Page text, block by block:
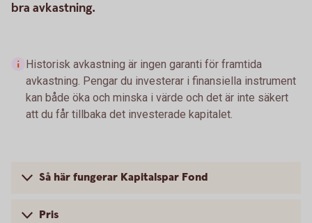
bra avkastning.
Historisk avkastning är ingen garanti för framtida
avkastning. Pengar du investerar i finansiella instrument
kan både öka och minska i värde och det är inte säkert
att du får tillbaka det investerade kapitalet.
Så här fungerar Kapitalspar Fond
Pris